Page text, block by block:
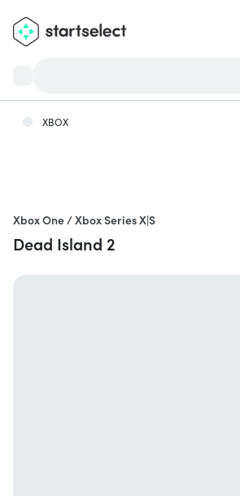
XBOX
Xbox One / Xbox Series X|S
Dead Island 2